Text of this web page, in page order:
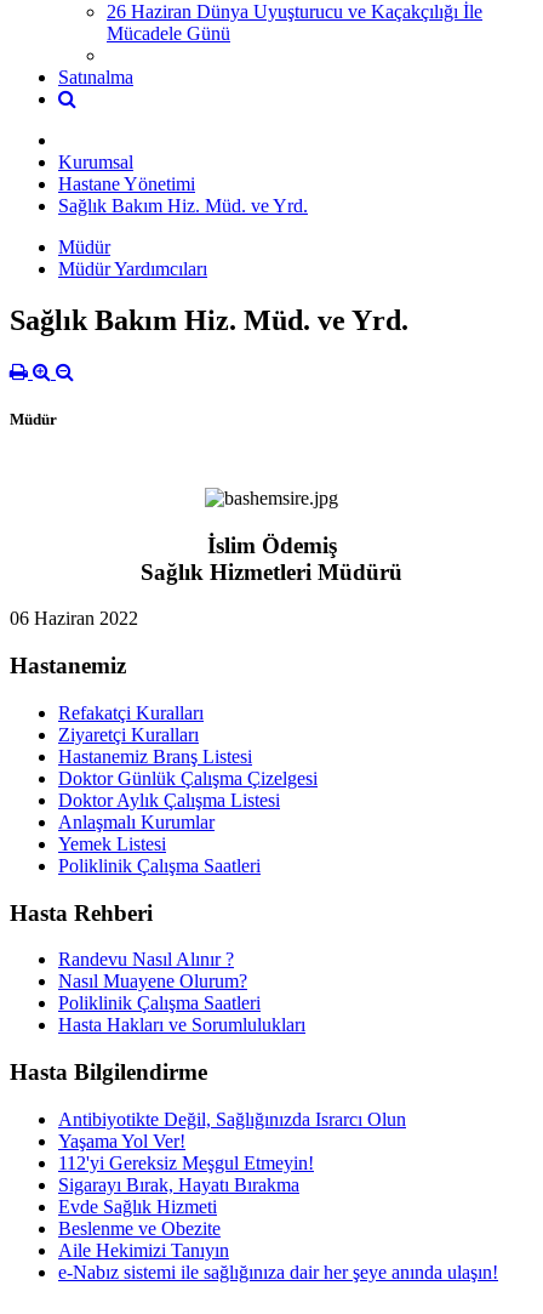
26 Haziran Dünya Uyuşturucu ve Kaçakçılığı İle
Mücadele Günü
Satınalma
Kurumsal
Hastane Yönetimi
Sağlık Bakım Hiz. Müd. ve Yrd.
Müdür
Müdür Yardımcıları
Sağlık Bakım Hiz. Müd. ve Yrd.
Müdür
İslim Ödemiş
Sağlık Hizmetleri Müdürü
06 Haziran 2022
Hastanemiz
Refakatçi Kuralları
Ziyaretçi Kuralları
Hastanemiz Branş Listesi
Doktor Günlük Çalışma Çizelgesi
Doktor Aylık Çalışma Listesi
Anlaşmalı Kurumlar
Yemek Listesi
Poliklinik Çalışma Saatleri
Hasta Rehberi
Randevu Nasıl Alınır ?
Nasıl Muayene Olurum?
Poliklinik Çalışma Saatleri
Hasta Hakları ve Sorumlulukları
Hasta Bilgilendirme
Antibiyotikte Değil, Sağlığınızda Israrcı Olun
Yaşama Yol Ver!
112'yi Gereksiz Meşgul Etmeyin!
Sigarayı Bırak, Hayatı Bırakma
Evde Sağlık Hizmeti
Beslenme ve Obezite
Aile Hekimizi Tanıyın
e-Nabız sistemi ile sağlığınıza dair her şeye anında ulaşın!